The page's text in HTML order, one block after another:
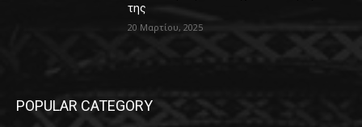
της
20 Μαρτίου, 2025
POPULAR CATEGORY